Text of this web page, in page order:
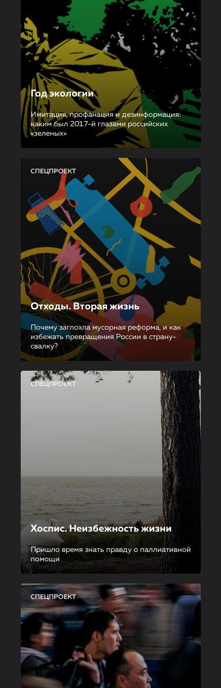
Год экологии
Имитация, профанация и дезинформация:
каким был 2017-й глазами российских
«зеленых»
СПЕЦПРОЕКТ
Отходы. Вторая жизнь
Почему заглохла мусорная реформа, и как
избежать превращения России в страну-
свалку?
СПЕЦПРОЕКТ
Хоспис. Неизбежность жизни
Пришло время знать правду о паллиативной
помощи
СПЕЦПРОЕКТ